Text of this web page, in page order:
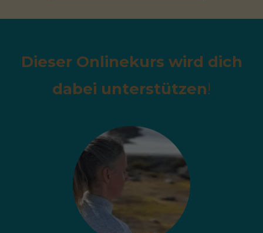
Dieser Onlinekurs wird dich
dabei unterstützen!